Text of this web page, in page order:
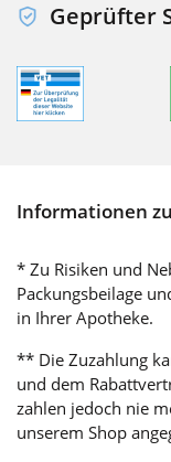
Geprüfter
Informationen
* Zu Risiken und
Packungsbeilage
in Ihrer Apotheke.
** Die Zuzahlung
und dem
zahlen jedoch nie
unserem Shop